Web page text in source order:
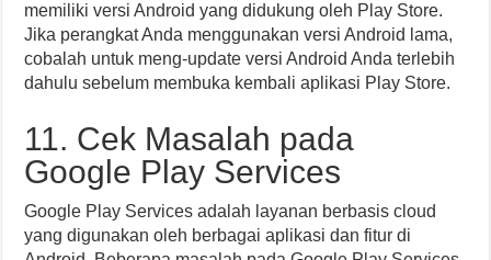
memiliki versi Android yang didukung oleh Play Store.
Jika perangkat Anda menggunakan versi Android lama,
cobalah untuk meng-update versi Android Anda terlebih
dahulu sebelum membuka kembali aplikasi Play Store.
11. Cek Masalah pada
Google Play Services
Google Play Services adalah layanan berbasis cloud
yang digunakan oleh berbagai aplikasi dan fitur di